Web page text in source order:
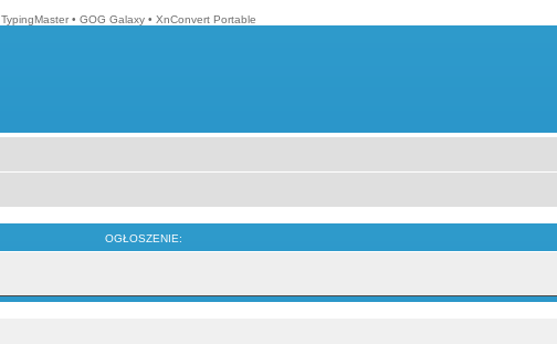
TypingMaster • GOG Galaxy • XnConvert Portable
OGŁOSZENIE: